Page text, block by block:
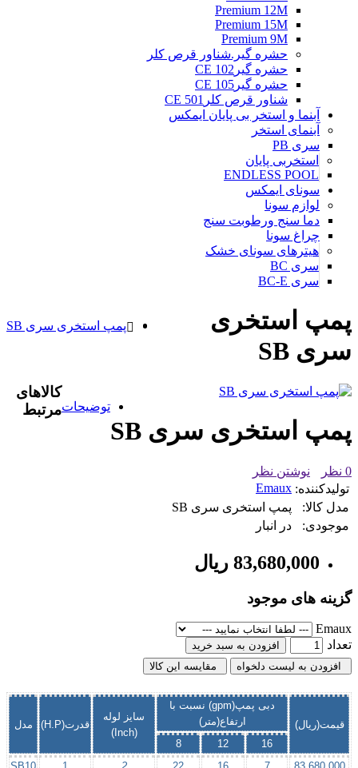
Premium 12M
Premium 15M
Premium 9M
حشره گیر.شناور قرص کلر
حشره گیرCE 102
حشره گیرCE 105
شناور قرص کلرCE 501
آبنما و استخر بی پایان ایمکس
آبنمای استخر
سری PB
استخربی پایان
ENDLESS POOL
سونای ایمکس
لوازم سونا
دما سنج ورطوبت سنج
چراغ سونا
هیترهای سونای خشک
سری BC
سری BC-E
پمپ استخری سری SB
پمپ استخری
سری SB
پمپ استخری سری SB
0 نظر
نوشتن نظر
تولیدکننده: Emaux
مدل کالا:
پمپ استخری سری SB
موجودی:
در انبار
83,680,000 ریال
گزینه های موجود
Emaux
تعداد
افزودن به سبد خرید
افزودن به لیست دلخواه
مقایسه این کالا
توضیحات
قیمت(ریال)
دبی پمپ(gpm) نسبت با
ارتفاع(متر)
سایز لوله
(Inch)
قدرت(H.P)
مدل
16
12
8
کالاهای
مرتبط